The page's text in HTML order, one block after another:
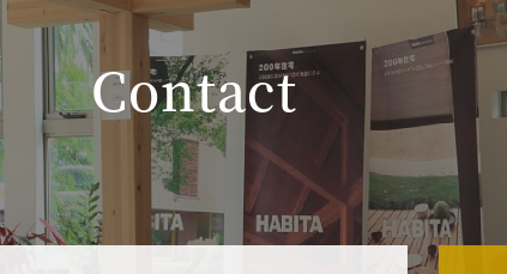
Contact